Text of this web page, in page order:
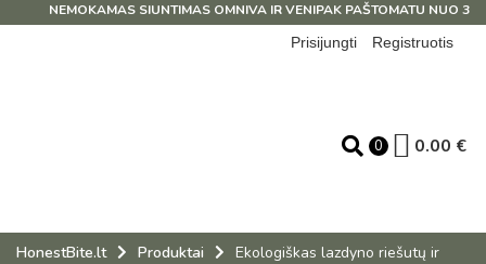
NEMOKAMAS SIUNTIMAS OMNIVA IR VENIPAK PAŠTOMATU NUO 39
Prisijungti
Registruotis
0 0.00 €
HonestBite.lt Produktai
Ekologiškas lazdyno riešutų ir